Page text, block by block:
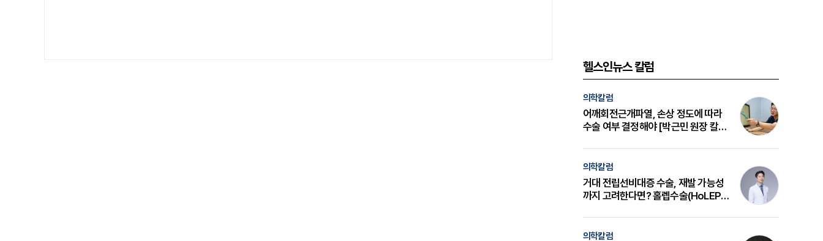
헬스인뉴스 칼럼
의학칼럼
어깨회전근개파열, 손상 정도에 따라
수술 여부 결정해야 [박근민 원장 칼
의학칼럼
거대 전립선비대증 수술, 재발 가능성
까지 고려한다면? 홀렙수술(HoLEP)
의학칼럼